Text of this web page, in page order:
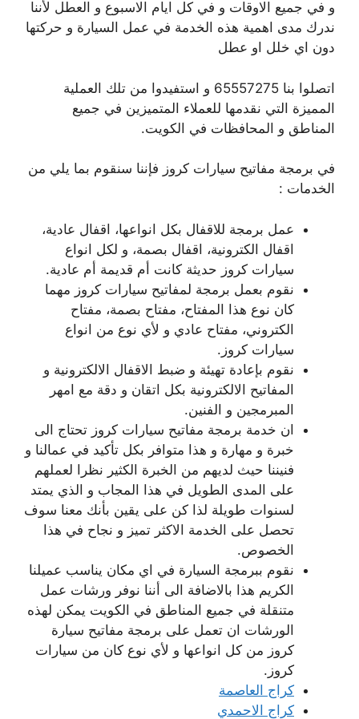
و في جميع الاوقات و في كل ايام الاسبوع و العطل لأننا
ندرك مدى اهمية هذه الخدمة في عمل السيارة و حركتها
دون اي خلل او عطل
اتصلوا بنا 65557275 و استفيدوا من تلك العملية
المميزة التي نقدمها للعملاء المتميزين في جميع
المناطق و المحافظات في الكويت.
في برمجة مفاتيح سيارات كروز فإننا سنقوم بما يلي من
الخدمات :
عمل برمجة للاقفال بكل انواعها، اقفال عادية،
اقفال الكترونية، اقفال بصمة، و لكل انواع
سيارات كروز حديثة كانت أم قديمة أم عادية.
نقوم بعمل برمجة لمفاتيح سيارات كروز مهما
كان نوع هذا المفتاح، مفتاح بصمة، مفتاح
الكتروني، مفتاح عادي و لأي نوع من انواع
سيارات كروز.
نقوم بإعادة تهيئة و ضبط الاقفال الالكترونية و
المفاتيح الالكترونية بكل اتقان و دقة مع امهر
المبرمجين و الفنين.
ان خدمة برمجة مفاتيح سيارات كروز تحتاج الى
خبرة و مهارة و هذا متوافر بكل تأكيد في عمالنا و
فنيننا حيث لديهم من الخبرة الكثير نظرا لعملهم
على المدى الطويل في هذا المجاب و الذي يمتد
لسنوات طويلة لذا كن على يقين بأنك معنا سوف
تحصل على الخدمة الاكثر تميز و نجاح في هذا
الخصوص.
نقوم ببرمجة السيارة في اي مكان يناسب عميلنا
الكريم هذا بالاضافة الى أننا نوفر ورشات عمل
متنقلة في جميع المناطق في الكويت يمكن لهذه
الورشات ان تعمل على برمجة مفاتيح سيارة
كروز من كل انواعها و لأي نوع كان من سيارات
كروز.
كراج العاصمة
كراج الاحمدي